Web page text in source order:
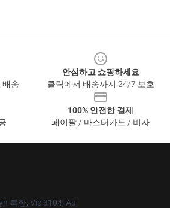
배송
안심하고 쇼핑하세요
클릭에서 배송까지 24/7 보호
100% 안전한 결제
페이팔 / 마스터카드 / 비자
북한, Vic 3104, Au